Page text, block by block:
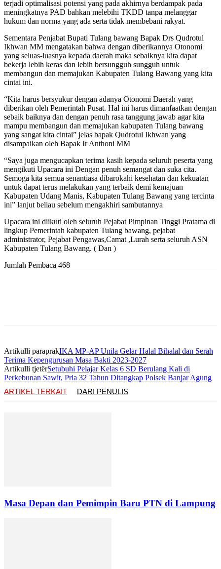
terjadi optimalisasi potensi yang pada akhirnya berdampak pada
meningkatnya PAD bahkan melebihi TKDD tanpa melanggar
hukum dan norma yang ada serta tidak membebani rakyat.
Sementara Penjabat Bupati Tulang bawang Bapak Drs Qudrotul
Ikhwan MM mengatakan bahwa dengan diberikannya Otonomi
yang seluas-luasnya kepada daerah maka sebaiknya kita dapat
bekerja lebih keras dan lebih bersungguh sungguh untuk
membangun dan memajukan Kabupaten Tulang Bawang yang kita
cintai ini.
“Kita harus bersyukur dengan adanya Otonomi Daerah yang
diberikan oleh Pemerintah Pusat. Hal ini harus dimanfaatkan dengan
sebaik baiknya dan dengan penuh rasa tanggung jawab agar kita
mampu membangun dan memajukan kabupaten Tulang bawang
yang sangat kita cintai” jelas bapak Qudrotul Ikhwan yang
disampaikan oleh Bapak Ir Anthoni MM
“Saya juga mengucapkan terima kasih kepada seluruh peserta yang
mengikuti Upacara ini Dengan penuh semangat dan suka cita.
Semoga kita semua senantiasa dibarokahi kesehatan dan kekuatan
untuk dapat terus melakukan yang terbaik demi kemajuan
Kabupaten Udang Manis, Kabupaten Tulang Bawang yang tercinta
ini” lanjut beliau sebelum mengakhiri sambutannya
Upacara ini diikuti oleh seluruh Pejabat Pimpinan Tinggi Pratama di
lingkup Pemerintah kabupaten Tulang bawang, pejabat
administrator, Pejabat Pengawas,Camat ,Lurah serta seluruh ASN
Kabupaten Tulang Bawang. ( Dan )
Jumlah Pembaca 468
Artikulli paraprakIKA MP-AP Unila Gelar Halal Bihalal dan Serah
Terima Kepengurusan Masa Bakti 2023-2027
Artikulli tjetërSetubuhi Pelajar Kelas 6 SD Berulang Kali di
Perkebunan Sawit, Pria 32 Tahun Ditangkap Polsek Banjar Agung
ARTIKEL TERKAIT
DARI PENULIS
Masa Depan dan Pemimpin Baru PTN di Lampung